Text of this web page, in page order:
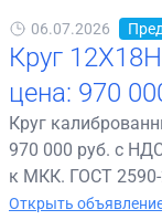
06.07.2026
Круг
цена: 970
Круг
970 000 руб. с
к МКК. ГОСТ
Открыть